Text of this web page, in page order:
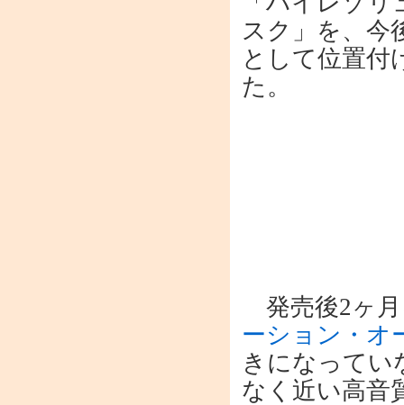
スク」を、今
として位置付
た。
発売後2ヶ月
ーション・オ
きになってい
なく近い高音